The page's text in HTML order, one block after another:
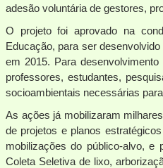
adesão voluntária de gestores,
O projeto foi aprovado na
Educação, para ser
em 2015. Para
professores, estudantes,
socioambientais necessárias
As ações já mobilizaram
de projetos e planos
mobilizações do público-alvo, e
Coleta Seletiva de lixo,